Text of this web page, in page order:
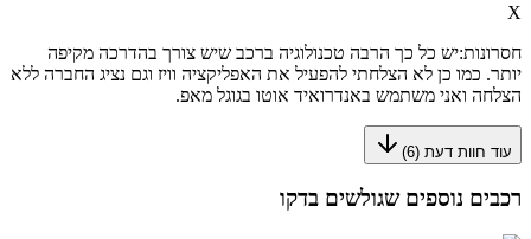
X
חסרונות:יש כל כך הרבה טכנולוגיה ברכב שיש צורך בהדרכה מקיפה
יותר. כמו כן לא הצלחתי להפעיל את האפליקציה וויז וגם נציג החברה ללא
הצלחה ואני משתמש באנדרואיד אוטו בגוגל מאפ.
עוד חוות דעת (6
)
רכבים נוספים שגולשים בדקו